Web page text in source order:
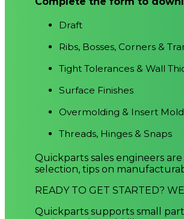
Draft
Ribs, Bosses, Corners &
Tight Tolerances & Wall
Surface Finishes
Overmolding & Insert
Threads, Hinges & Snaps
Quickparts sales engineers
selection, tips on
READY TO GET STARTED?
Quickparts supports small